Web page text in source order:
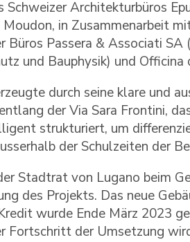
Architekturbüros
Moudon, in Zusammenarbeit
Büros Passera & Associati
und Bauphysik) und
durch seine klare und
der Via Sara Frontini,
strukturiert, um
der Schulzeiten der
Stadtrat von Lugano beim
des Projekts. Das neue
wurde Ende März 2023
Fortschritt der Umsetzung